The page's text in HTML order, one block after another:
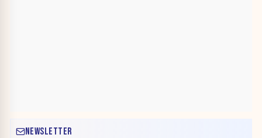
NEWSLETTER